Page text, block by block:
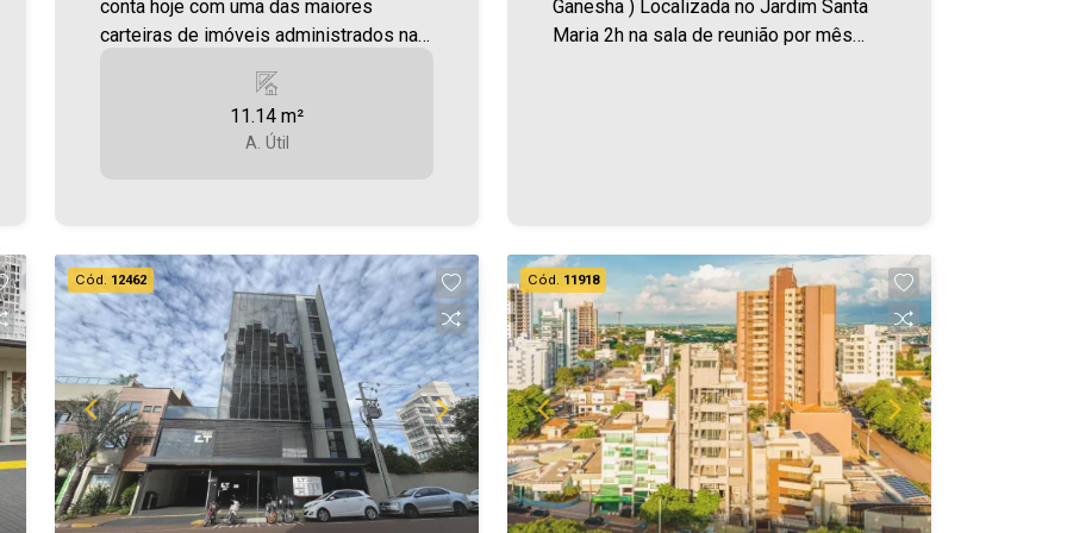
conta hoje com uma das maiores
carteiras de imóveis administrados na
venda. Confira mais uma de nossas
ambiente climatizado e WIFI Água e luz
inclusos Recepcionista e telefone para
contato Café e limpeza Edifício conta
com elevador Área ùtil 11,14m² Será
cobrado FCI - Fundo de Conservação
do Imóvel - equivalente a 6% do valor
do aluguel * verifique detalhes sobre o
FCI no menu LOCAÇÃO em nosso site.
Aproveite essa oportunidade!
Imobiliária Ativa, sinta-se em casa!
11.14 m²
A. Útil
Ganesha ) Localizada no Jardim Santa
Maria 2h na sala de reunião por mês
- equivalente a 6% do valor do aluguel *
verifique detalhes sobre o FCI no menu
LOCAÇÃO em nosso site. Aproveite
essa oportunidade! Imobiliária Ativa,
sinta-se em casa!
Cód. 12462 Cód. 11918